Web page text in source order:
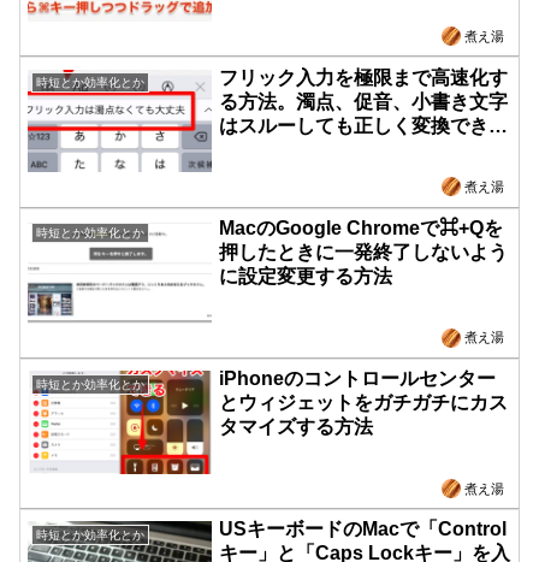
煮え湯
時短とか効率化とか
フリック入力を極限まで高速化す
る方法。濁点、促音、小書き文字
はスルーしても正しく変換できま
煮え湯
時短とか効率化とか
MacのGoogle Chromeで⌘+Qを
押したときに一発終了しないよう
に設定変更する方法
煮え湯
時短とか効率化とか
iPhoneのコントロールセンター
とウィジェットをガチガチにカス
タマイズする方法
煮え湯
時短とか効率化とか
USキーボードのMacで「Control
キー」と「Caps Lockキー」を入